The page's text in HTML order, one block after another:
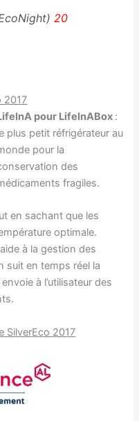
20
2017
pour LifeInABox :
plus petit réfrigérateur au
pour la
des
fragiles.
en sachant que les
optimale.
à la gestion des
suit en temps réel la
à l’utilisateur des
SilverEco 2017